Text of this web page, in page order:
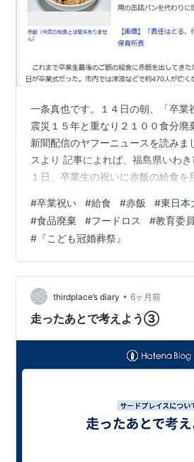
一条真也です。１４日の朝、「卒業
震災１５年と重なり２１００食分廃
新聞配信のヤフーニュースを読みま
スより 記事によれば、福島県いわ
１日、卒業生の祝いに赤飯の給食を
め、当日になって取りやめたそうで
１００食の赤飯は廃棄。生徒たちに
蓄した非常用の缶詰パンを代わりに
す。これまで卒業生最後のご飯の給
ましたが、今年は１１日に重なりま
式でした。市内では津波などで約４
#卒業祝い #給食 #赤飯 #東日本
#食品廃棄 #フードロス #教育委
# 『こども冠婚葬祭』
thirdplace’s diary • 6ヶ月前
走ったあとで考えよう➂